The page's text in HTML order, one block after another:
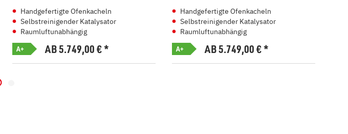
Handgefertigte Ofenkacheln
Selbstreinigender Katalysator
Raumluftunabhängig
A+ AB 5.749,00€*
Handgefertigte Ofenkacheln
Selbstreinigender Katalysator
Raumluftunabhängig
A+ AB 5.749,00€*